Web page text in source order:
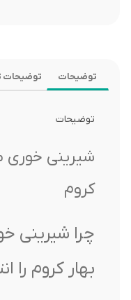
توضیحات توضیحات
توضیحات
شیرینی خوری
کروم
چرا شیرینی
بهار کروم را